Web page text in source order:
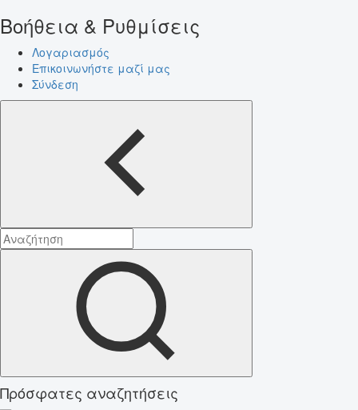
Βοήθεια & Ρυθμίσεις
Λογαριασμός
Επικοινωνήστε μαζί μας
Σύνδεση
Πρόσφατες αναζητήσεις